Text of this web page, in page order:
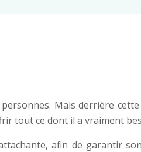
Mais derrière
tout ce dont il a vraiment
afin de garantir